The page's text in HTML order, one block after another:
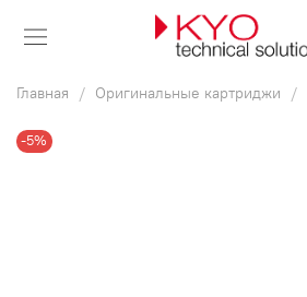
Главная Оригинальные картриджи
-5%